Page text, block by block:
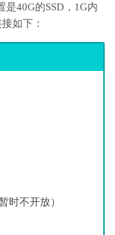
是40G的SSD，1G内
如下：
时不开放）